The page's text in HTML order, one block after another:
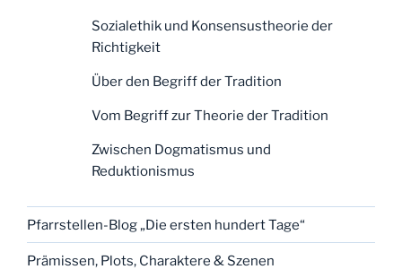
Sozialethik und Konsensustheorie der
Richtigkeit
Über den Begriff der Tradition
Vom Begriff zur Theorie der Tradition
Zwischen Dogmatismus und
Reduktionismus
Pfarrstellen-Blog „Die ersten hundert Tage“
Prämissen, Plots, Charaktere & Szenen